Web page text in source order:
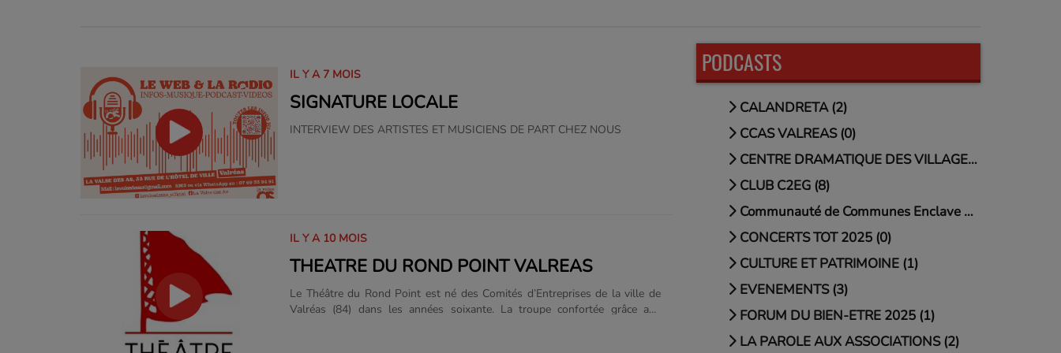
IL Y A 7 MOIS
SIGNATURE LOCALE
INTERVIEW DES ARTISTES ET MUSICIENS DE PART CHEZ NOUS
IL Y A 10 MOIS
THEATRE DU ROND POINT VALREAS
Le Théâtre du Rond Point est né des Comités d’Entreprises de la ville de
Valréas (84) dans les années soixante. La troupe confortée grâce aux
PODCASTS
CALANDRETA (2)
CCAS VALREAS (0)
CENTRE DRAMATIQUE DES VILLAGES (2)
CLUB C2EG (8)
Communauté de Communes Enclave des Papes - Pays de (0)
CONCERTS TOT 2025 (0)
CULTURE ET PATRIMOINE (1)
EVENEMENTS (3)
FORUM DU BIEN-ETRE 2025 (1)
LA PAROLE AUX ASSOCIATIONS (2)